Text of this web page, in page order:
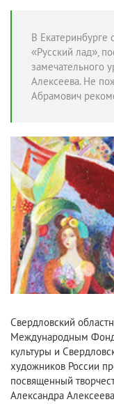
В Екатеринбурге
«Русский лад»,
замечательного
Алексеева. Не
Абрамович
Свердловский
Международным
культуры и
художников России
посвященный
Александра